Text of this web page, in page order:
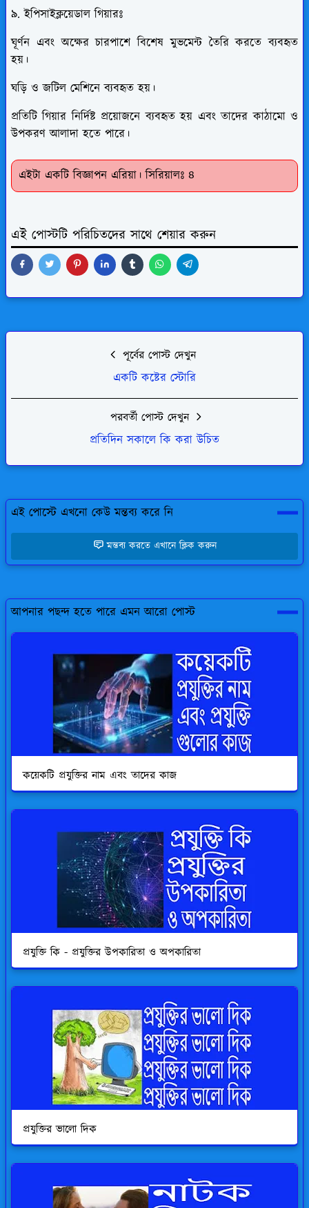
৯. ইপিসাইক্লয়েডাল গিয়ারঃ
ঘূর্ণন এবং অক্ষের চারপাশে বিশেষ মুভমেন্ট তৈরি করতে ব্যবহৃত
হয়।
ঘড়ি ও জটিল মেশিনে ব্যবহৃত হয়।
প্রতিটি গিয়ার নির্দিষ্ট প্রয়োজনে ব্যবহৃত হয় এবং তাদের কাঠামো ও
উপকরণ আলাদা হতে পারে।
এইটা একটি বিজ্ঞাপন এরিয়া। সিরিয়ালঃ ৪
এই পোস্টটি পরিচিতদের সাথে শেয়ার করুন
পূর্বের পোস্ট দেখুন
একটি কষ্টের স্টোরি
পরবর্তী পোস্ট দেখুন
প্রতিদিন সকালে কি করা উচিত
এই পোস্টে এখনো কেউ মন্তব্য করে নি
মন্তব্য করতে এখানে ক্লিক করুন
আপনার পছন্দ হতে পারে এমন আরো পোস্ট
কয়েকটি প্রযুক্তির নাম এবং তাদের কাজ
প্রযুক্তি কি - প্রযুক্তির উপকারিতা ও অপকারিতা
প্রযুক্তির ভালো দিক